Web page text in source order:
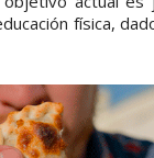
física,